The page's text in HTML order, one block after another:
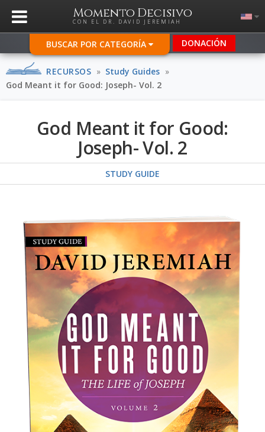
Momento Decisivo
CON EL DR. DAVID JEREMIAH
BUSCAR POR CATEGORÍA DONACIÓN
RECURSOS » Study Guides »
God Meant it for Good: Joseph- Vol. 2
God Meant it for Good:
Joseph- Vol. 2
STUDY GUIDE